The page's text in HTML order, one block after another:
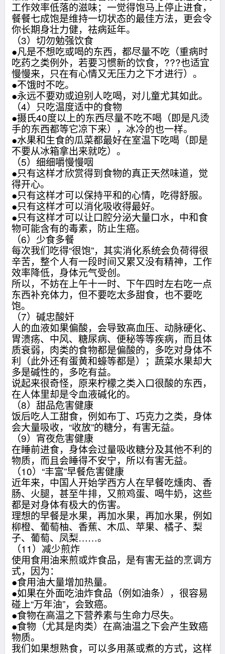
工作效率低落的滋味；一觉得饱马上停止进食，
餐餐七成饱是维持一切状态的最佳方法，更会令
你长期身壮力健，祛病延年。
（3）切勿勉强饮食
●凡是不想吃或喝的东西，都尽量不吃（重病时
吃药之类例外，若要习惯新的饮食，???也适宜
慢慢来，只在有心情又无压力之下才进行）。
●不饿时不吃。
●永远不要劝或迫别人吃喝，对儿童尤其如此。
（4）只吃温度适中的食物
●摄氏40度以上的东西尽量不吃不喝（即是凡烫
手的东西都等它凉下来），冰冷的也一样。
●水果和生食的瓜菜都最好在室温下吃喝（即是
不要从冰箱拿出来就吃）。
（5）细细嚼慢慢咽
●只有这样才欣赏得到食物的真正天然味道，觉
得开心。
●只有这样才可以保持平和的心情，吃得舒服。
●只有这样才可以消化吸收得最好。
●只有这样才可以让口腔分泌大量口水，中和食
物可能含有的毒素，防止生癌。
（6）少食多餐
每次我们吃得“很饱”，其实消化系统会负荷得很
辛苦，整个人有一段时间又累又没有精神，工作
效率降低，身体元气受创。
所以，不妨在上午十一时、下午四时左右吃一点
东西补充体力，但不要吃太多甜食，也不要吃
饱。
（7）碱忠酸奸
人的血液如果偏酸，会导致高血压、动脉硬化、
胃溃疡、中风、糖尿病、便秘等等疾病，而且体
质衰弱，肉类的食物都是偏酸的，多吃对身体不
利（此外还有蛋黄和蠔等都是）；蔬菜水果却大
多是碱性的，多吃有益。
说起来很奇怪，原来柠檬之类入口很酸的东西，
在人体里却是令血液碱化的。
（8）甜品危害健康
饭后吃人工甜食，例如布丁、巧克力之类，身体
会大量吸收，“收放”的糖分，有害无益。
（9）宵夜危害健康
在睡前进食，身体会过量吸收糖分及其他不利的
物质，而且会睡得不安宁，所以有害无益。
（10）“丰富”早餐危害健康
近年来，中国人开始学西方人在早餐吃燻肉、香
肠、火腿，甚至牛排，又煎鸡蛋、喝牛奶，这些
都是对身体有极大的伤害。
理想的早餐是水果，再加水果，再加水果，例如
柳橙、葡萄柚、香蕉、木瓜、苹果、橘子、梨
子、葡萄、凤梨……。
（11）减少煎炸
使用食用油来煎或炸食品，是有害无益的烹调方
式，因为：
●食用油大量增加热量。
●如果在外面吃油炸食品（例如油条），很容易
碰上“万年油”，会致癌。
●食物在高温之下营养素与生命力尽失。
●食物（尤其是肉类）在高油温之下会产生致癌
物质。
我们如果想熟食，可以多用蒸或煮的方式，这样